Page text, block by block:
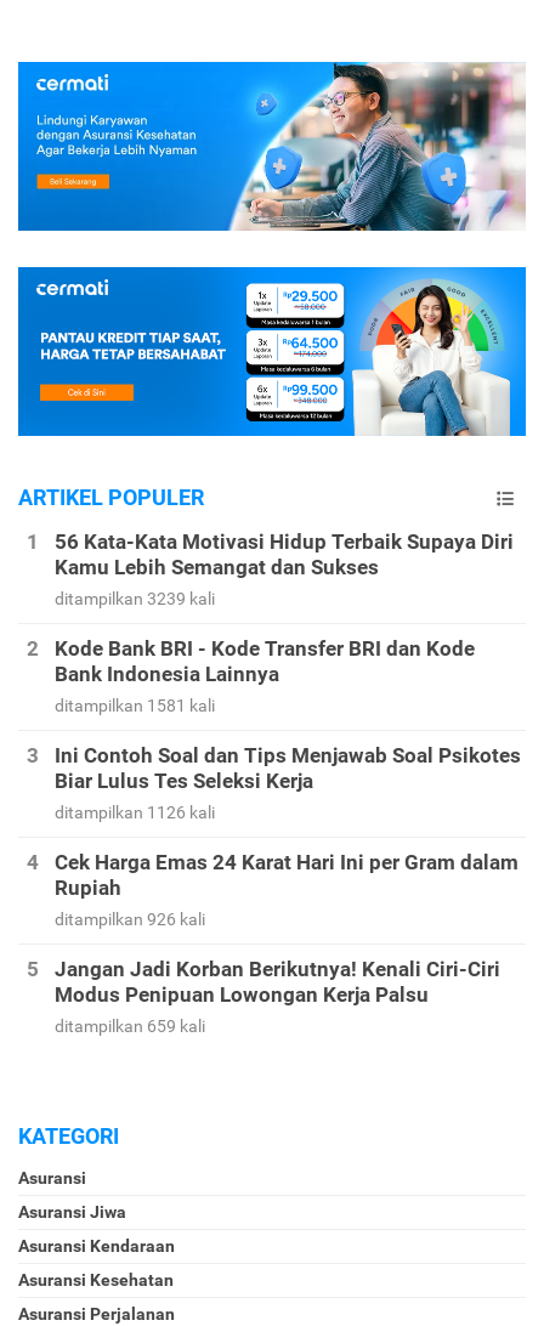
ARTIKEL POPULER
56 Kata-Kata Motivasi Hidup Terbaik Supaya Diri
Kamu Lebih Semangat dan Sukses
ditampilkan 3239 kali
Kode Bank BRI - Kode Transfer BRI dan Kode
Bank Indonesia Lainnya
ditampilkan 1581 kali
Ini Contoh Soal dan Tips Menjawab Soal Psikotes
Biar Lulus Tes Seleksi Kerja
ditampilkan 1126 kali
Cek Harga Emas 24 Karat Hari Ini per Gram dalam
Rupiah
ditampilkan 926 kali
Jangan Jadi Korban Berikutnya! Kenali Ciri-Ciri
Modus Penipuan Lowongan Kerja Palsu
ditampilkan 659 kali
KATEGORI
Asuransi
Asuransi Jiwa
Asuransi Kendaraan
Asuransi Kesehatan
Asuransi Perjalanan